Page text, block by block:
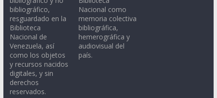
bibliográfico,
resguardado en la
Biblioteca
Nacional de
Venezuela, así
como los objetos
y recursos nacidos
digitales, y sin
derechos
reservados.
Nacional como
memoria colectiva
bibliográfica,
hemerográfica y
audiovisual del
país.